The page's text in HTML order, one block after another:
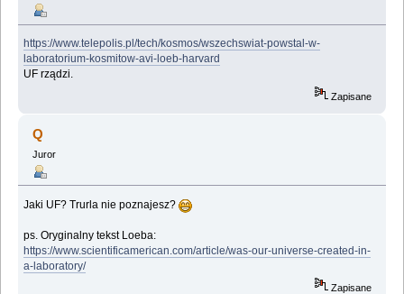
https://www.telepolis.pl/tech/kosmos/wszechswiat-powstal-w-
laboratorium-kosmitow-avi-loeb-harvard
UF rządzi.
Zapisane
Q
Juror
Jaki UF? Trurla nie poznajesz?
ps. Oryginalny tekst Loeba:
https://www.scientificamerican.com/article/was-our-universe-created-in-
a-laboratory/
Zapisane